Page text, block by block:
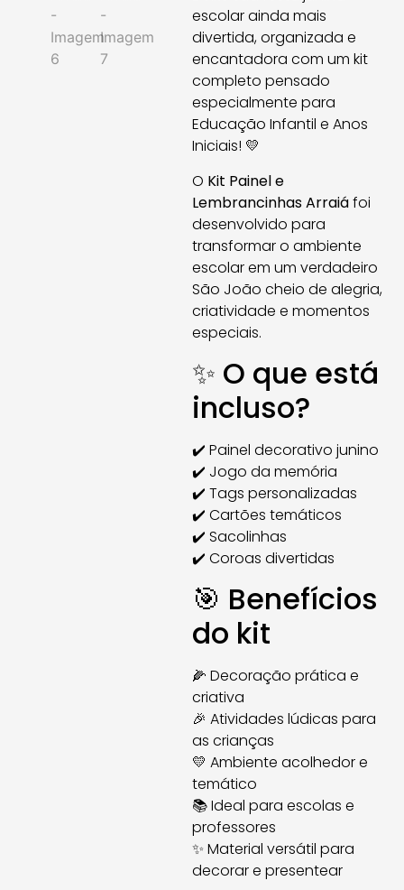
escolar ainda mais
divertida, organizada e
encantadora com um kit
completo pensado
especialmente para
Educação Infantil e Anos
Iniciais! 💛
O Kit Painel e
Lembrancinhas Arraiáfoi
desenvolvido para
transformar o ambiente
escolar em um verdadeiro
São João cheio de alegria,
criatividade e momentos
especiais.
✨ O que está
incluso?
✔️ Painel decorativo junino
✔️ Jogo da memória
✔️ Tags personalizadas
✔️ Cartões temáticos
✔️ Sacolinhas
✔️ Coroas divertidas
🎯 Benefícios
do kit
🌽 Decoração prática e
criativa
🎉 Atividades lúdicas para
as crianças
💛 Ambiente acolhedor e
temático
📚 Ideal para escolas e
professores
✨ Material versátil para
decorar e presentear